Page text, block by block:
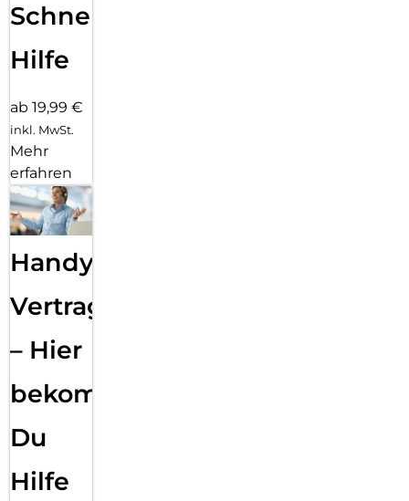
Schnelle
Hilfe
ab 19,99 €
inkl. MwSt.
Mehr
erfahren
Handy
Vertragsabwicklung
– Hier
bekommst
Du
Hilfe